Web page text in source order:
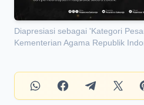
Diapresiasi sebagai 'Kategori
Kementerian Agama Republik